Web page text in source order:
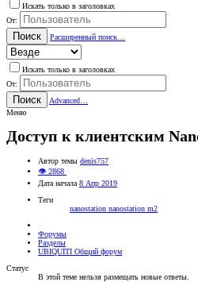
Искать только в заголовках
От:
Поиск Расширенный поиск…
Искать только в заголовках
От:
Поиск
Advanced…
Меню
Доступ к клиентским
Автор темы denis757
👁 2868
Дата начала 8 Апр 2019
Теги
nanostation nanostation m2
Форумы
Разделы
UBIQUITI Общий форум
Статус
В этой теме нельзя размещать новые ответы.